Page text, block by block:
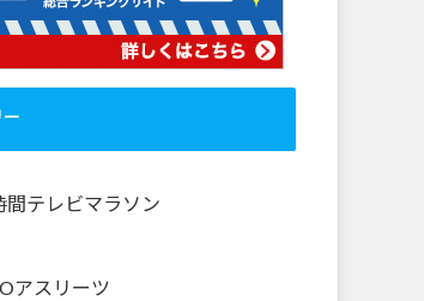
ー
間テレビマラソン
アスリーツ